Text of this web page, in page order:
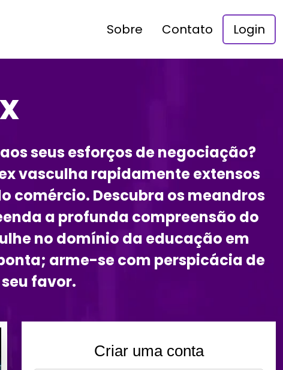
Sobre Contato Login
seus esforços de negociação?
vasculha rapidamente extensos
comércio. Descubra os meandros
a profunda compreensão do
no domínio da educação em
arme-se com perspicácia de
favor.